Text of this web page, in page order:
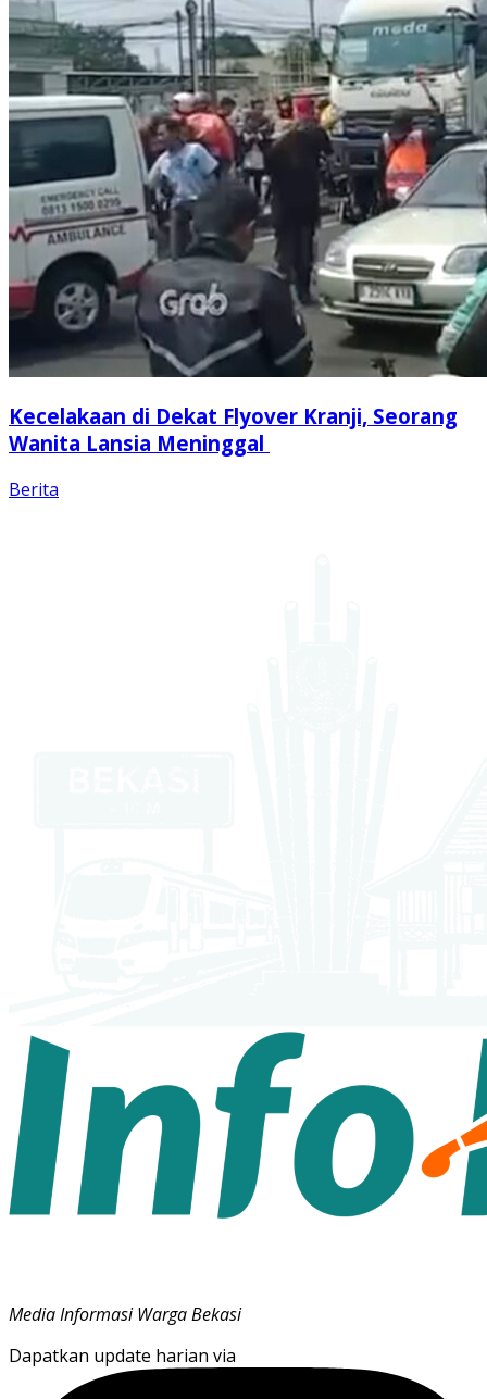
Kecelakaan di Dekat Flyover Kranji, Seorang
Wanita Lansia Meninggal
Berita
Media Informasi Warga Bekasi
Dapatkan update harian via